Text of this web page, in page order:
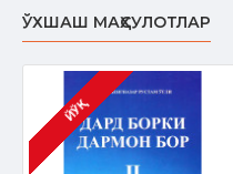
ЎХШАШ МАҲСУЛОТЛАР
ЙЎҚ